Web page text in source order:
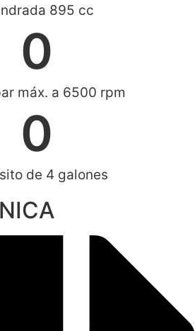
895 cc
máx. a 6500 rpm
0
de 4 galones
0